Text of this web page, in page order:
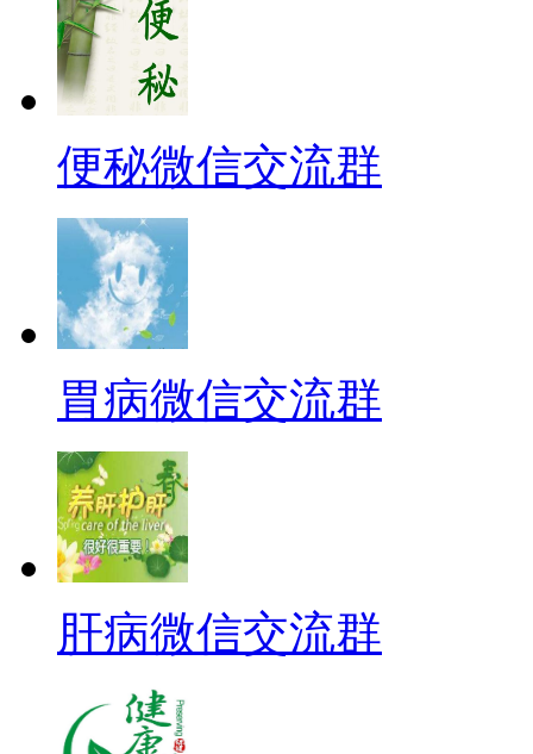
便秘微信交流群
胃病微信交流群
肝病微信交流群